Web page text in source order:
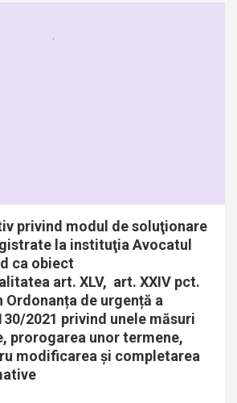
privind modul de soluţionare
la instituţia Avocatul
ca obiect
art. XLV, art. XXIV pct.
Ordonanța de urgență a
2021 privind unele măsuri
prorogarea unor termene,
modificarea şi completarea